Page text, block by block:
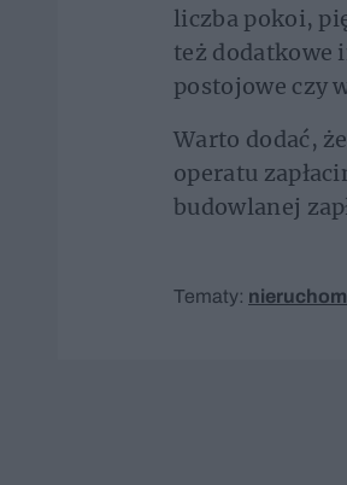
liczba pokoi,
też dodatkowe
postojowe czy
Warto dodać,
operatu
budowlanej
Tematy: